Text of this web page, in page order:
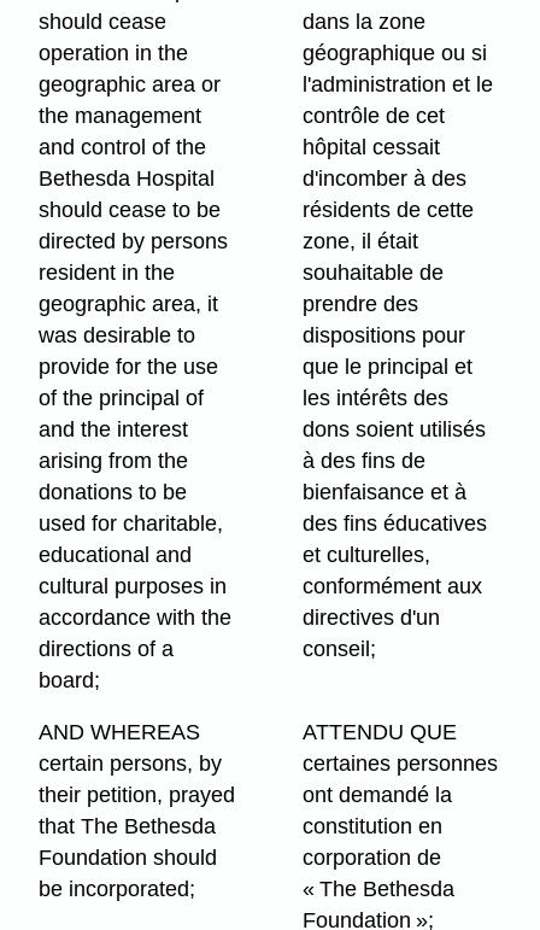
should cease
operation in the
geographic area or
the management
and control of the
Bethesda Hospital
should cease to be
directed by persons
resident in the
geographic area, it
was desirable to
provide for the use
of the principal of
and the interest
arising from the
donations to be
used for charitable,
educational and
cultural purposes in
accordance with the
directions of a
board;
dans la zone
géographique ou si
l'administration et le
contrôle de cet
hôpital cessait
d'incomber à des
résidents de cette
zone, il était
souhaitable de
prendre des
dispositions pour
que le principal et
les intérêts des
dons soient utilisés
à des fins de
bienfaisance et à
des fins éducatives
et culturelles,
conformément aux
directives d'un
conseil;
AND WHEREAS
certain persons, by
their petition, prayed
that The Bethesda
Foundation should
be incorporated;
ATTENDU QUE
certaines personnes
ont demandé la
constitution en
corporation de
« The Bethesda
Foundation »;